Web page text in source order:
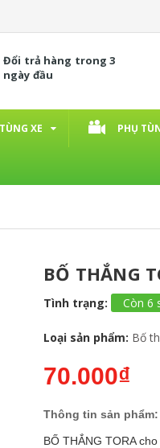
Đổi trả hàng trong 3
ngày đầu
XE PHỤ
BỐ THẮNG
Tình trạng: Còn 6
Loại sản phẩm: Bố
70.000₫
Thông tin sản phẩm:
BỐ THẮNG TORA